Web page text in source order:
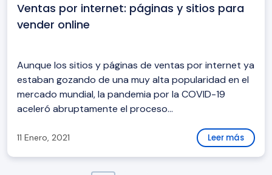
Ventas por internet: páginas y sitios para
vender online
Aunque los sitios y páginas de ventas por internet ya
estaban gozando de una muy alta popularidad en el
mercado mundial, la pandemia por la COVID-19
aceleró abruptamente el proceso...
11 Enero, 2021 Leer más